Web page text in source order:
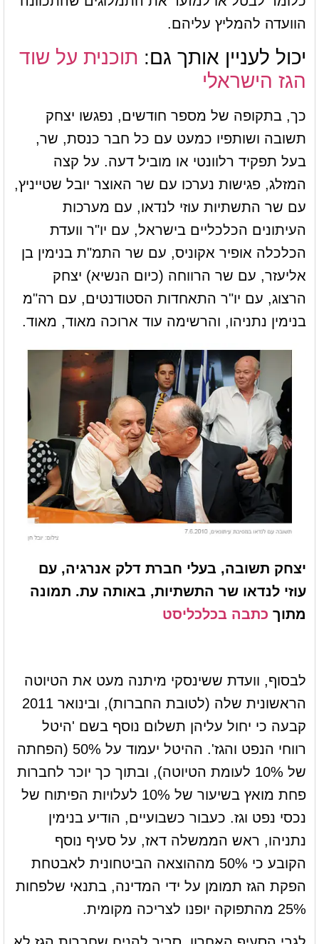
הוועדה להמליץ עליהם.
יכול לעניין אותך גם: תוכנית על שוד
הגז הישראלי
כך, בתקופה של מספר חודשים, נפגשו יצחק
תשובה ושותפיו כמעט עם כל חבר כנסת, שר,
בעל תפקיד רלוונטי או מוביל דעה. על קצה
המזלג, פגישות נערכו עם שר האוצר יובל שטייניץ,
עם שר התשתיות עוזי לנדאו, עם מערכות
העיתונים הכלכליים בישראל, עם יו"ר וועדת
הכלכלה אופיר אקוניס, עם שר התמ"ת בנימין בן
אליעזר, עם שר הרווחה (כיום הנשיא) יצחק
הרצוג, עם יו"ר התאחדות הסטודנטים, עם רה"מ
בנימין נתניהו, והרשימה עוד ארוכה מאוד, מאוד.
יצחק תשובה, בעלי חברת דלק אנרגיה, עם
עוזי לנדאו שר התשתיות, באותה עת. תמונה
מתוך כתבה בכלכליסט
לבסוף, וועדת ששינסקי מיתנה מעט את הטיוטה
הראשונית שלה (לטובת החברות), ובינואר 2011
קבעה כי יחול עליהן תשלום נוסף בשם 'היטל
רווחי הנפט והגז'. ההיטל יעמוד על 50% (הפחתה
של 10% לעומת הטיוטה), ובתוך כך יוכר לחברות
פחת מואץ בשיעור של 10% לעלויות הפיתוח של
נכסי נפט וגז. כעבור כשבועיים, הודיע בנימין
נתניהו, ראש הממשלה דאז, על סעיף נוסף
הקובע כי 50% מההוצאה הביטחונית לאבטחת
הפקת הגז תמומן על ידי המדינה, בתנאי שלפחות
25% מהתפוקה יופנו לצריכה מקומית.